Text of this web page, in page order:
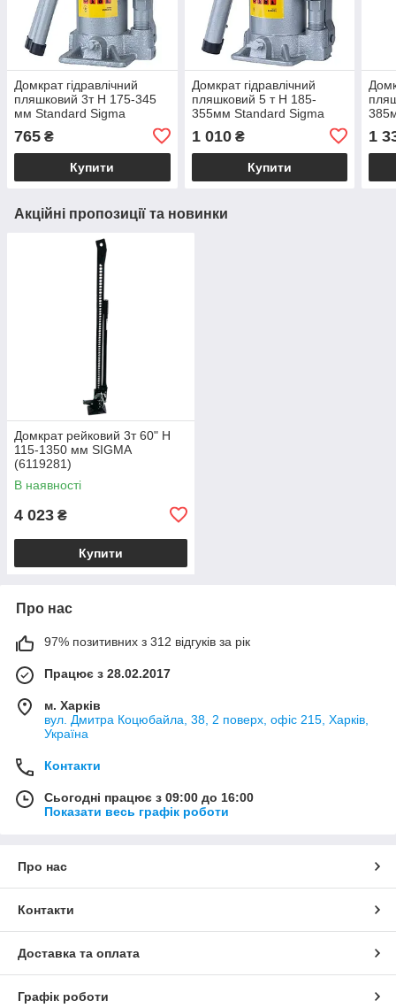
Домкрат гідравлічний
пляшковий 3т H 175-345
мм Standard Sigma
765 ₴
Купити
Домкрат гідравлічний
пляшковий 5 т H 185-
355мм Standard Sigma
1 010₴
Купити
1
Акційні пропозиції та новинки
Домкрат рейковий 3т 60" H
115-1350 мм SIGMA
(6119281)
В наявності
4 023 ₴
Купити
Про нас
97% позитивних з 312 відгуків за рік
Працює з 28.02.2017
м. Харків
вул. Дмитра Коцюбайла, 38, 2 поверх, офіс 215, Харків,
Україна
Контакти
Сьогодні працює з 09:00 до 16:00
Показати весь графік роботи
Про нас
Контакти
Доставка та оплата
Графік роботи